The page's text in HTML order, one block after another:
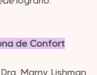
de Confort